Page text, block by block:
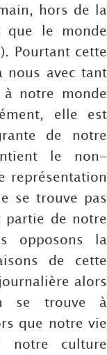
hors de la
que le monde
Pourtant cette
nous avec tant
notre monde
elle est
de notre
le non-
représentation
se trouve pas
de notre
opposons la
de cette
alors
se trouve à
que notre vie
notre culture